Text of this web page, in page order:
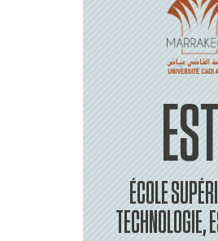
ÉCOLE
TECHNOLOGIE,